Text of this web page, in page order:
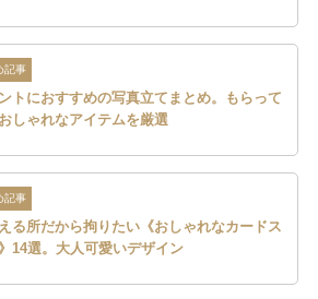
記事
トにおすすめの写真立てまとめ。もらって
しゃれなアイテムを厳選
記事
る所だから拘りたい《おしゃれなカードス
14選。大人可愛いデザイン